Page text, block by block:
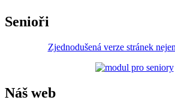
Senioři
Zjednodušená verze stránek
Náš web